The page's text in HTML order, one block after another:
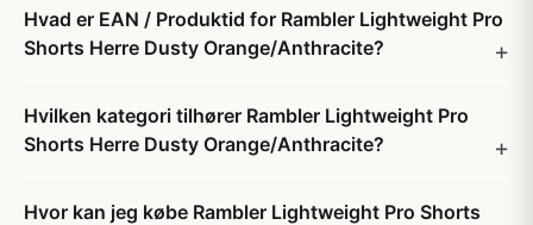
Hvad er EAN / Produktid for Rambler Lightweight Pro
Shorts Herre Dusty Orange/Anthracite?
Hvilken kategori tilhører Rambler Lightweight Pro
Shorts Herre Dusty Orange/Anthracite?
Hvor kan jeg købe Rambler Lightweight Pro Shorts